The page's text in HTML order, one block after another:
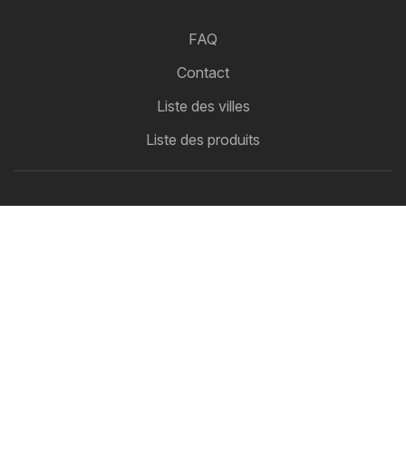
FAQ
Contact
Liste des villes
Liste des produits